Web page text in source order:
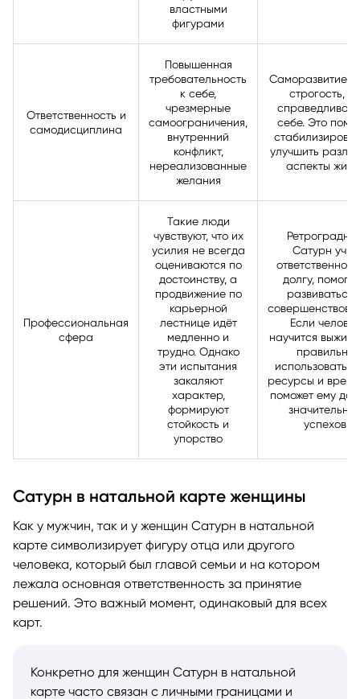
властными
фигурами
Ответственность и
самодисциплина
Повышенная
требовательность
к себе,
чрезмерные
самоограничения,
внутренний
конфликт,
нереализованные
желания
Саморазвитие
строгость, но
себе. Это
улучшить
аспекты
Профессиональная
сфера
Такие люди
чувствуют, что их
усилия не всегда
оцениваются по
достоинству, а
продвижение по
карьерной
лестнице идёт
медленно и
трудно. Однако
эти испытания
закаляют
характер,
формируют
стойкость и
упорство
Сатурн учит
долгу,
развиваться
Если человек
научится
правильно
использовать
ресурсы и
поможет ему
успехов
Сатурн в натальной карте женщины
Как у мужчин, так и у женщин Сатурн в натальной
карте символизирует фигуру отца или другого
человека, который был главой семьи и на котором
лежала основная ответственность за принятие
решений. Это важный момент, одинаковый для всех
карт.
Конкретно для женщин Сатурн в натальной
карте часто связан с личными границами и